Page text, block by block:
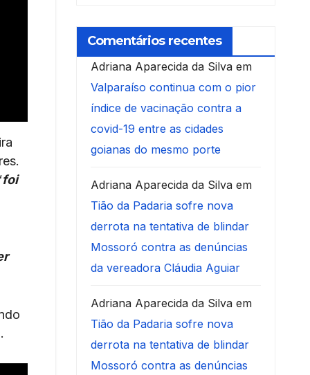
foi
Comentários recentes
Adriana Aparecida da Silvaem
Valparaíso continua com o pior
índice de vacinação contra a
covid-19 entre as cidades
goianas do mesmo porte
Adriana Aparecida da Silvaem
Tião da Padaria sofre nova
derrota na tentativa de blindar
Mossoró contra as denúncias
da vereadora Cláudia Aguiar
Adriana Aparecida da Silvaem
Tião da Padaria sofre nova
derrota na tentativa de blindar
Mossoró contra as denúncias